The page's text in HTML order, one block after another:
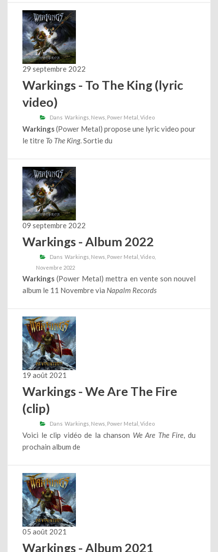
29 septembre 2022
Warkings - To The King (lyric
video)
Dans Warkings News Power Metal Video
Warkings(Power Metal) propose une lyric video pour
le titre To The King. Sortie du
09 septembre 2022
Warkings - Album 2022
Dans Warkings News Power Metal Video
Novembre 2022
Warkings (Power Metal) mettra en vente son nouvel
album le 11 Novembre via Napalm Records
19 août 2021
Warkings - We Are The Fire
(clip)
Dans Warkings News Power Metal Video
Voici le clip vidéo de la chanson We Are The Fire, du
prochain album de
05 août 2021
Warkings - Album 2021